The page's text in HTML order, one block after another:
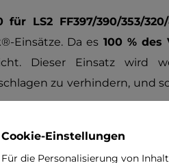
LS2 FF397/390/353/
Einsätze. Da es 100 % des
Dieser Einsatz wird
zu verhindern, und
gefertigt, ist die
um den Einsatz
Cookie-Einstellungen
Für die Personalisierung von